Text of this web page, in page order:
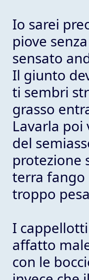
Io sarei
piove
sensato
Il giunto
ti sembri
grasso
Lavarla
del
protezione
terra
troppo
I
affatto
con le